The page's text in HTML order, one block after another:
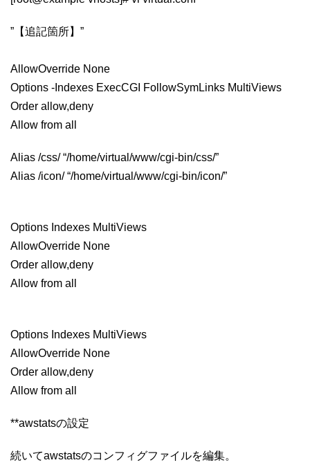
”【追記箇所】”
AllowOverride None
Options -Indexes ExecCGI FollowSymLinks MultiViews
Order allow,deny
Allow from all
Alias /css/ “/home/virtual/www/cgi-bin/css/”
Alias /icon/ “/home/virtual/www/cgi-bin/icon/”
Options Indexes MultiViews
AllowOverride None
Order allow,deny
Allow from all
Options Indexes MultiViews
AllowOverride None
Order allow,deny
Allow from all
**awstatsの設定
続いてawstatsのコンフィグファイルを編集。